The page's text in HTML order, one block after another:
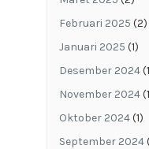
Februari 2025 (2)
Januari 2025 (1)
Desember 2024
November 2024
Oktober 2024(1)
September 2024